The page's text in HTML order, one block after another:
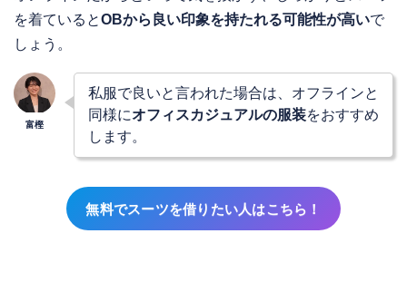
を着ているとOBから良い印象を持たれる可能性が高いで
しょう。
私服で良いと言われた場合は、オフラインと
同様にオフィスカジュアルの服装をおすすめ
します。
無料でスーツを借りたい人はこちら！